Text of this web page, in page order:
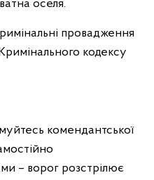
оселя.
провадження
кодексу
комендантської
– ворог розстрілює